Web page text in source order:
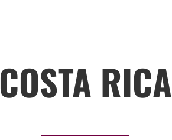
COSTA RICA